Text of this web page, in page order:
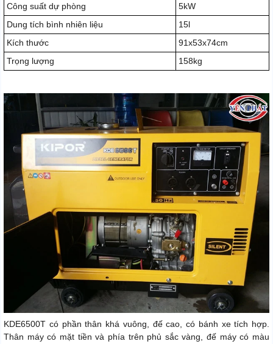
Công suất dự phòng
5kW
Dung tích bình nhiên liệu
15l
Kích thước
91x53x74cm
Trọng lượng
158kg
KDE6500T có phần thân khá vuông, đế cao, có bánh xe tích hợp.
Thân máy có mặt tiền và phía trên phủ sắc vàng, đế máy có màu